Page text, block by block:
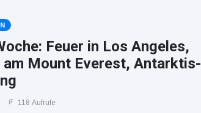
Feuer in Los Angeles,
am Mount Everest, Antarktis-
118 Aufrufe